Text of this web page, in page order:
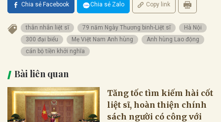
Chia sẻ Facebook Chia sẻ Zalo Copy link
thân nhân liệt sĩ 79 năm Ngày Thương binh-Liệt sĩ
Hà Nội
300 đại biểu
Mẹ Việt Nam Anh hùng
Anh hùng Lao động
cán bộ tiền khởi nghĩa
Bài liên quan
Tăng tốc tìm kiếm hài cốt
liệt sĩ, hoàn thiện chính
sách người có công với